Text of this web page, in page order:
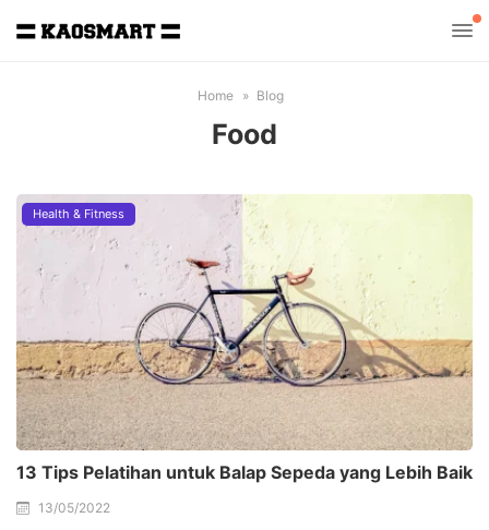
Home Blog
Food
Health & Fitness
13 Tips Pelatihan untuk Balap Sepeda yang Lebih Baik
13/05/2022